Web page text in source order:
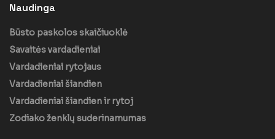
Naudinga
Būsto paskolos skaičiuoklė
Savaitės vardadieniai
Vardadieniai rytojaus
Vardadieniai šiandien
Vardadieniai šiandien ir rytoj
Zodiako ženklų suderinamumas